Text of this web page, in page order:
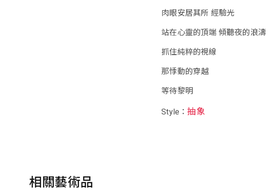
肉眼安居其所 經驗光
站在心靈的頂端 傾聽夜的浪濤
抓住純粹的視線
那悸動的穿越
等待黎明
Style：抽象
相關藝術品